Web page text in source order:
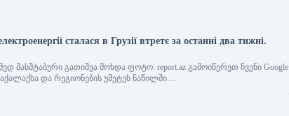
сталася в Грузії втретє за останні два тижні.
მასშტაბური გათიშვა მოხდა ფოტო: report.az გამოიწერეთ ჩვენი Google
და რეგიონების უმეტეს ნაწილში…